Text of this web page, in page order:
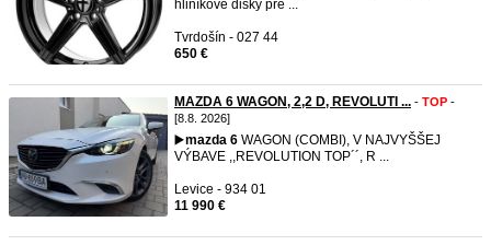
hliníkové disky pre ...
Tvrdošín - 027 44
650 €
MAZDA 6 WAGON, 2,2 D, REVOLUTI ... - TOP -
[8.8. 2026]
▶️mazda 6 WAGON (COMBI), V NAJVYŠŠEJ
VÝBAVE ,,REVOLUTION TOP´´, R ...
Levice - 934 01
11 990 €